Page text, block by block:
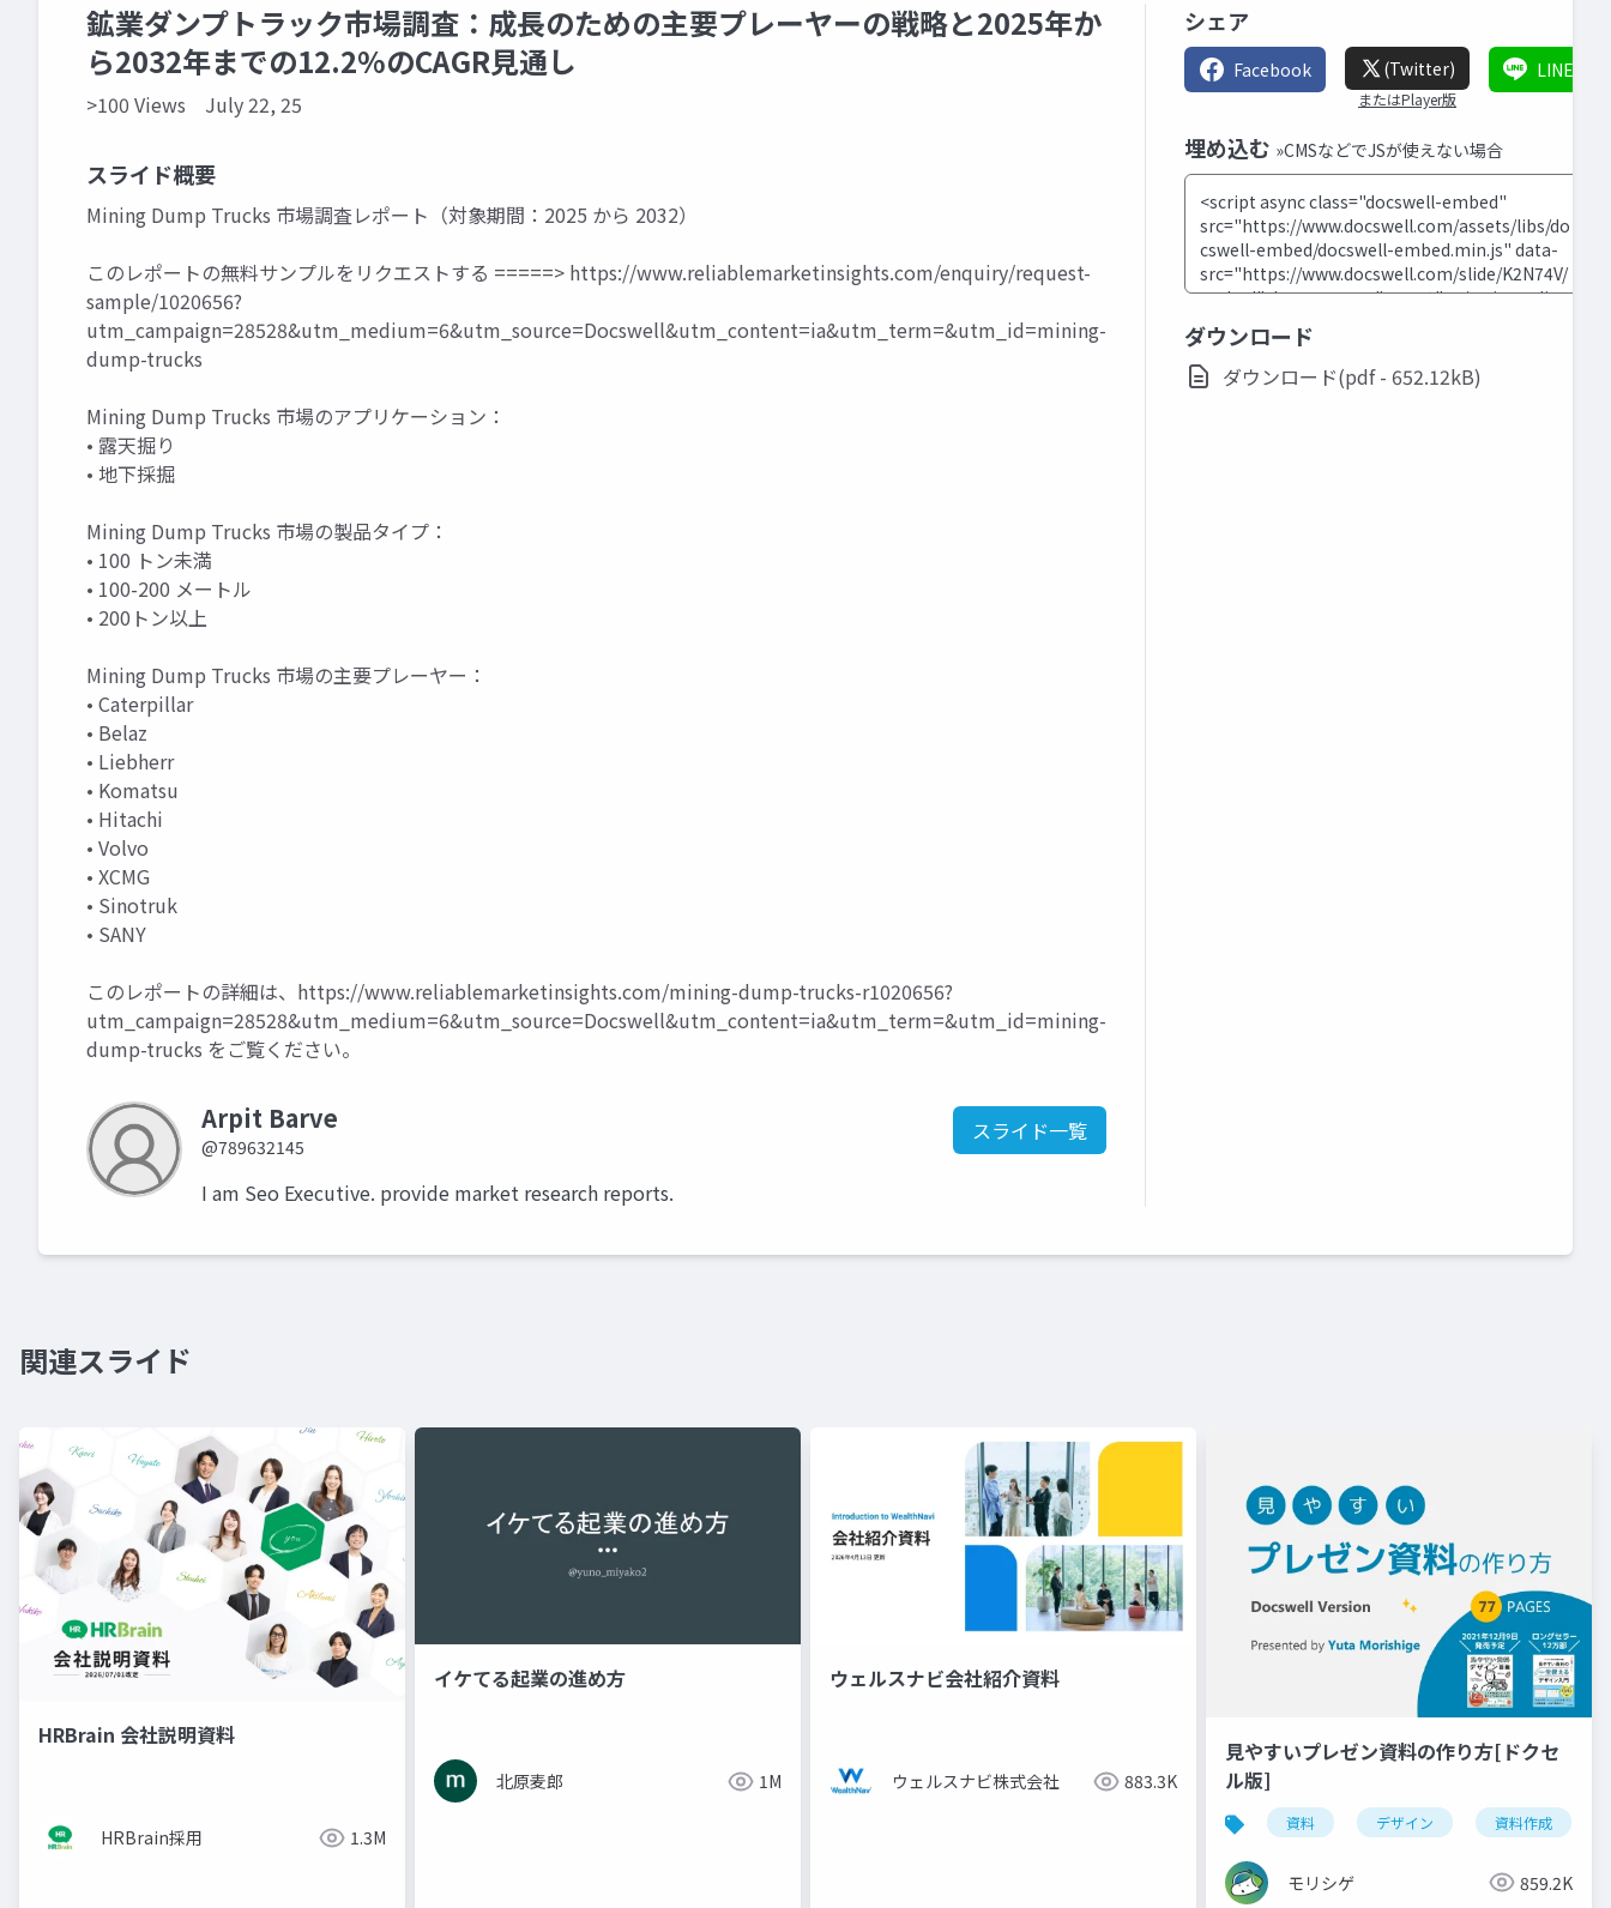
鉱業ダンプトラック市場調査：成長のための主要プレーヤーの戦略と2025年か
ら2032年までの12.2%のCAGR見通し
>100 Views July 22, 25
スライド概要
Mining Dump Trucks 市場調査レポート（対象期間：2025 から 2032）
このレポートの無料サンプルをリクエストする =====> https://www.reliablemarketinsights.com/enquiry/request-
sample/1020656?
utm_campaign=28528&utm_medium=6&utm_source=Docswell&utm_content=ia&utm_term=&utm_id=mining-
dump-trucks
Mining Dump Trucks 市場のアプリケーション：
• 露天掘り
• 地下採掘
Mining Dump Trucks 市場の製品タイプ：
• 100 トン未満
• 100-200 メートル
• 200トン以上
Mining Dump Trucks 市場の主要プレーヤー：
• Caterpillar
• Belaz
• Liebherr
• Komatsu
• Hitachi
• Volvo
• XCMG
• Sinotruk
• SANY
このレポートの詳細は、 https://www.reliablemarketinsights.com/mining-dump-trucks-r1020656?
utm_campaign=28528&utm_medium=6&utm_source=Docswell&utm_content=ia&utm_term=&utm_id=mining-
dump-trucks をご覧ください。
Arpit Barve
@789632145
スライド一覧
I am Seo Executive. provide market research reports.
シェア
Facebook (Twitter)
またはPlayer版
LINE
埋め込む »CMSなどでJSが使えない場合
ダウンロード
ダウンロード(pdf - 652.12kB)
関連スライド
HRBrain 会社説明資料
HRBrain採用 1.3M
イケてる起業の進め方
北原麦郎 1M
ウェルスナビ会社紹介資料
ウェルスナビ株式会社 883.3K
見やすいプレゼン資料の作り方[ドクセ
ル版]
資料 デザイン 資料作成
モリシゲ 859.2K